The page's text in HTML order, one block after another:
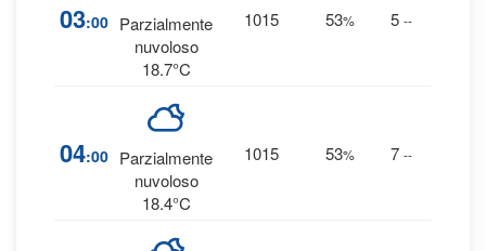
03:00 Parzialmente
nuvoloso
18.7°C
1015 53% 5 --
04:00 Parzialmente
nuvoloso
18.4°C
1015 53% 7 --